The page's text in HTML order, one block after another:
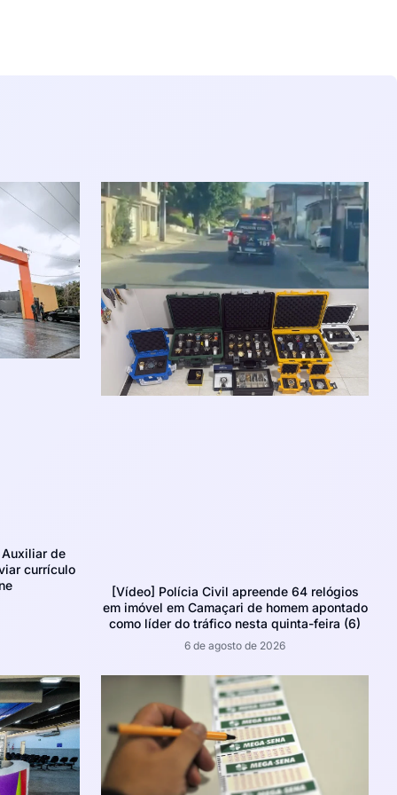
de
currículo
[Vídeo] Polícia Civil apreende 64 relógios
em imóvel em Camaçari de homem apontado
como líder do tráfico nesta quinta-feira (6)
6 de agosto de 2026